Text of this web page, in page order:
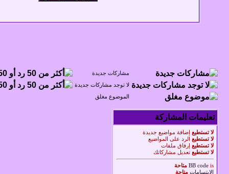
مشاركات جديدة
لا توجد مشاركات جديدة
الموضوع مغلق
تعليمات المشاركة
لا تستطيع إضافة مواضيع جديدة
لا تستطيع الرد على المواضيع
لا تستطيع إرفاق ملفات
لا تستطيع تعديل مشاركاتك
BB code is
متاحة
الابتسامات متاحة